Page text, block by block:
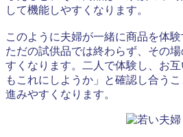
して機能しやすくなります。
このように夫婦が一緒に商品を体験
ただの試供品では終わらず、その
すくなります。二人で体験し、お
もこれにしようか」と確認し合う
進みやすくなります。